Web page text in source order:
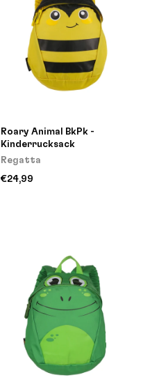
Roary Animal BkPk -
Kinderrucksack
Regatta
€24,99